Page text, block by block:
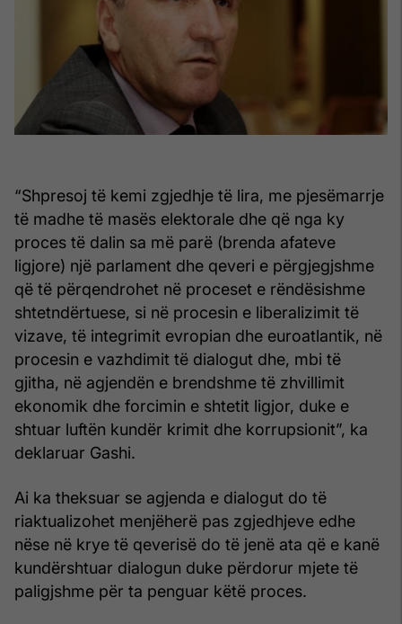
“Shpresoj të kemi zgjedhje të lira, me pjesëmarrje
të madhe të masës elektorale dhe që nga ky
proces të dalin sa më parë (brenda afateve
ligjore) një parlament dhe qeveri e përgjegjshme
që të përqendrohet në proceset e rëndësishme
shtetndërtuese, si në procesin e liberalizimit të
vizave, të integrimit evropian dhe euroatlantik, në
procesin e vazhdimit të dialogut dhe, mbi të
gjitha, në agjendën e brendshme të zhvillimit
ekonomik dhe forcimin e shtetit ligjor, duke e
shtuar luftën kundër krimit dhe korrupsionit”, ka
deklaruar Gashi.
Ai ka theksuar se agjenda e dialogut do të
riaktualizohet menjëherë pas zgjedhjeve edhe
nëse në krye të qeverisë do të jenë ata që e kanë
kundërshtuar dialogun duke përdorur mjete të
paligjshme për ta penguar këtë proces.